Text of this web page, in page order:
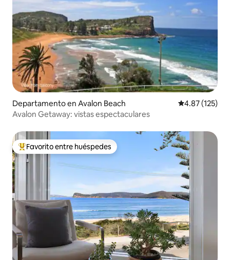
Departamento en Avalon Beach Calificación
4.87 (125)
Avalon Getaway: vistas espectaculares
De los mejores en Favorito entre huéspedes
Favorito entre huéspedes